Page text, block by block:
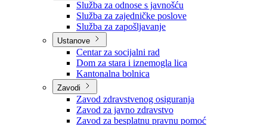
Službe
Služba za odnose s javnošću
Služba za zajedničke poslove
Služba za zapošljavanje
Ustanove
Centar za socijalni rad
Dom za stara i iznemogla lica
Kantonalna bolnica
Zavodi